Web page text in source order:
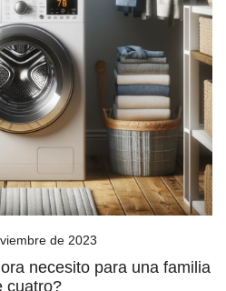
de 2023
necesito para una familia
cuatro?